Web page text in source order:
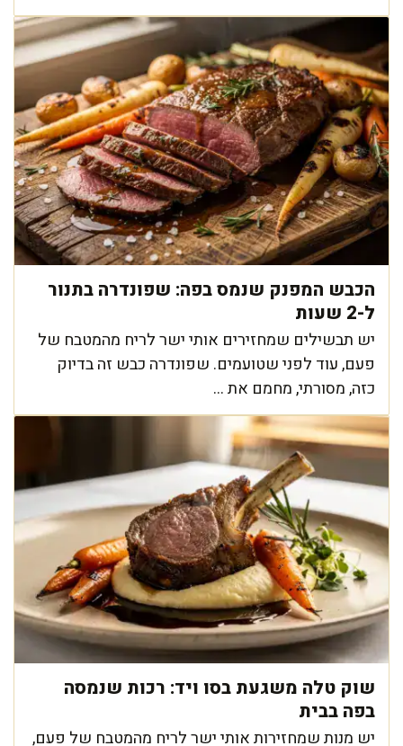
הכבש המפנק שנמס בפה: שפונדרה בתנור
ל-2 שעות
יש תבשילים שמחזירים אותי ישר לריח מהמטבח של
פעם, עוד לפני שטועמים. שפונדרה כבש זה בדיוק
כזה, מסורתי, מחמם את ...
שוק טלה משגעת בסו ויד: רכות שנמסה
בפה בבית
יש מנות שמחזירות אותי ישר לריח מהמטבח של פעם,